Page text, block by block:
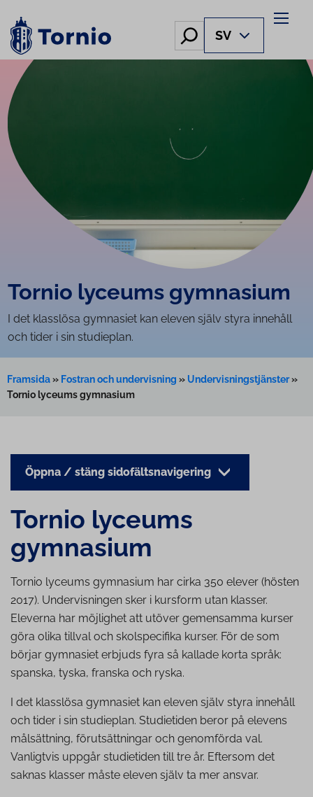
content
Hae SV
Tornio lyceums gymnasium
I det klasslösa gymnasiet kan eleven själv styra innehåll
och tider i sin studieplan.
Framsida» Fostran och undervisning » Undervisningstjänster»
Tornio lyceums gymnasium
Öppna / stäng sidofältsnavigering
Tornio lyceums
gymnasium
Tornio lyceums gymnasium har cirka 350 elever (hösten
2017). Undervisningen sker i kursform utan klasser.
Eleverna har möjlighet att utöver gemensamma kurser
göra olika tillval och skolspecifika kurser. För de som
börjar gymnasiet erbjuds fyra så kallade korta språk:
spanska, tyska, franska och ryska.
I det klasslösa gymnasiet kan eleven själv styra innehåll
och tider i sin studieplan. Studietiden beror på elevens
målsättning, förutsättningar och genomförda val.
Vanligtvis uppgår studietiden till tre år. Eftersom det
saknas klasser måste eleven själv ta mer ansvar.